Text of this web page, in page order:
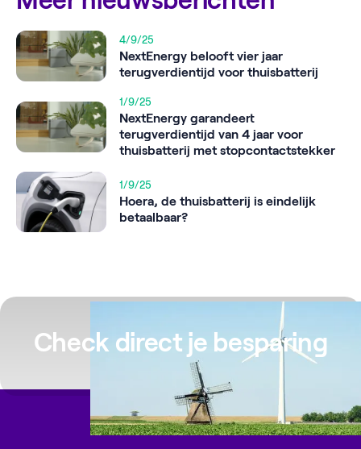
4/9/25
NextEnergy belooft vier jaar
terugverdientijd voor thuisbatterij
1/9/25
NextEnergy garandeert
terugverdientijd van 4 jaar voor
thuisbatterij met stopcontactstekker
1/9/25
Hoera, de thuisbatterij is eindelijk
betaalbaar?
Check direct je besparing